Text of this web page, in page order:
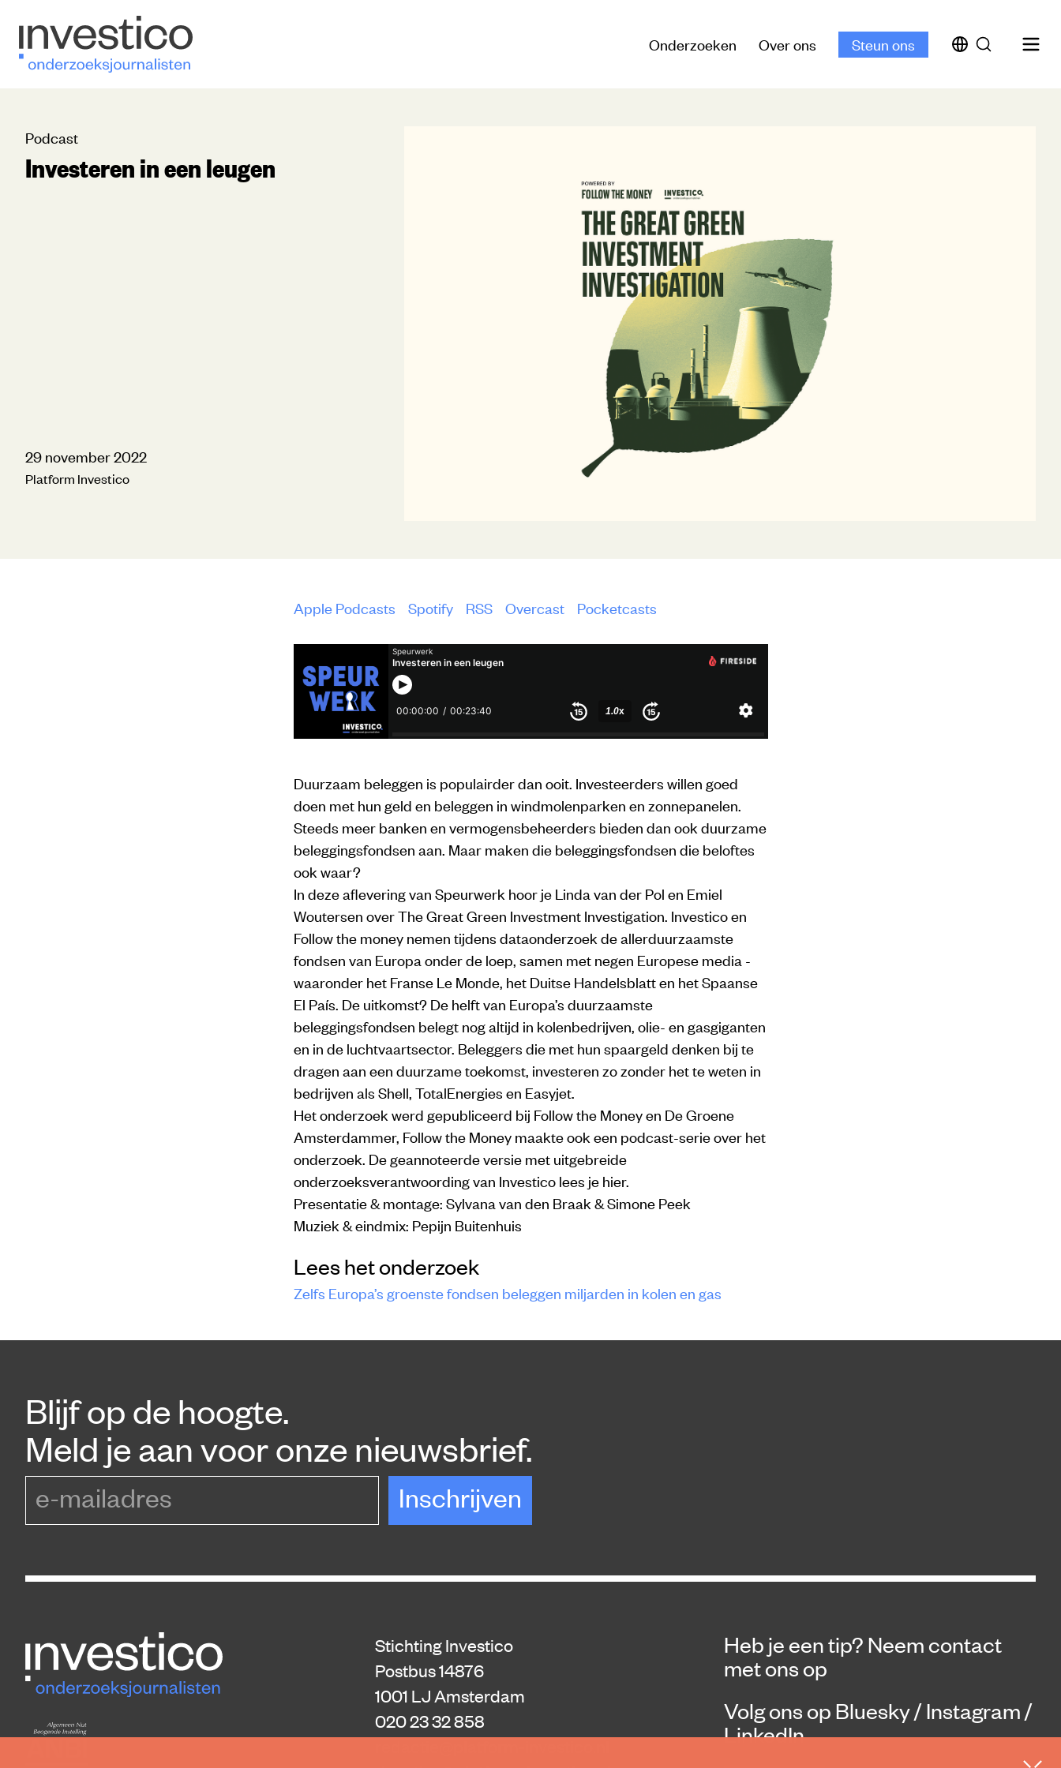
Onderzoeken Over ons Steun ons
Podcast
Investeren in een leugen
29 november 2022
Platform Investico
Apple Podcasts Spotify RSS Overcast Pocketcasts
Duurzaam beleggen is populairder dan ooit. Investeerders willen goed
doen met hun geld en beleggen in windmolenparken en zonnepanelen.
Steeds meer banken en vermogensbeheerders bieden dan ook duurzame
beleggingsfondsen aan. Maar maken die beleggingsfondsen die beloftes
ook waar?
In deze aflevering van Speurwerk hoor je Linda van der Pol en Emiel
Woutersen over The Great Green Investment Investigation. Investico en
Follow the money nemen tijdens dataonderzoek de allerduurzaamste
fondsen van Europa onder de loep, samen met negen Europese media -
waaronder het Franse Le Monde, het Duitse Handelsblatt en het Spaanse
El País. De uitkomst? De helft van Europa’s duurzaamste
beleggingsfondsen belegt nog altijd in kolenbedrijven, olie- en gasgiganten
en in de luchtvaartsector. Beleggers die met hun spaargeld denken bij te
dragen aan een duurzame toekomst, investeren zo zonder het te weten in
bedrijven als Shell, TotalEnergies en Easyjet.
Het onderzoek werd gepubliceerd bij Follow the Money en De Groene
Amsterdammer, Follow the Money maakte ook een podcast-serie over het
onderzoek. De geannoteerde versie met uitgebreide
onderzoeksverantwoording van Investico lees je hier.
Presentatie & montage: Sylvana van den Braak & Simone Peek
Muziek & eindmix: Pepijn Buitenhuis
Lees het onderzoek
Zelfs Europa’s groenste fondsen beleggen miljarden in kolen en gas
Blijf op de hoogte.
Meld je aan voor onze nieuwsbrief.
Inschrijven
Stichting Investico
Postbus 14876
1001 LJ Amsterdam
020 23 32 858
Heb je een tip? Neem contact
met ons op
Volg ons op Bluesky/Instagram/
LinkedIn